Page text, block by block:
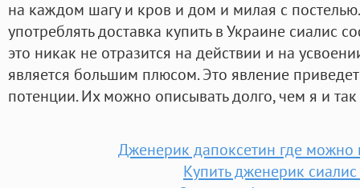
на каждом шагу и кров и дом и милая с
употреблять доставка купить в Украине сиалис
это никак не отразится на действии и на
является большим плюсом. Это явление
потенции. Их можно описывать долго, чем я и
Дженерик дапоксетин где можно
Купить дженерик